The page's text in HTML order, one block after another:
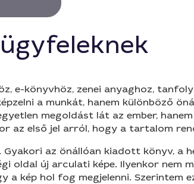
e-könyvhöz, zenei anyaghoz,
a munkát, hanem különböző
megoldást lát az ember,
az első jel arról, hogy a tartalom
az önállóan kiadott könyv, a
oldal új arculati képe. Ilyenkor nem
kép hol fog megjelenni. Szerintem